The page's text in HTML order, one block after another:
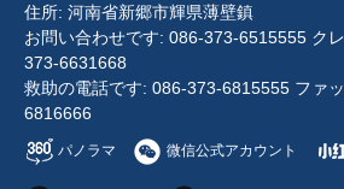
住所: 河南省新郷市輝県薄壁鎮
お問い合わせです: 086-373-6515555 ク
373-6631668
救助の電話です: 086-373-6815555 ファ
6816666
パノラマ 微信公式アカウント